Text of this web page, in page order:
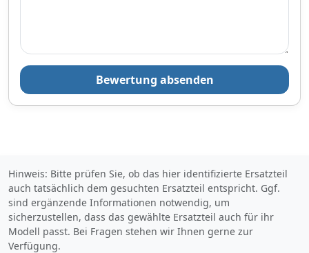
Bewertung absenden
Hinweis: Bitte prüfen Sie, ob das hier identifizierte Ersatzteil
auch tatsächlich dem gesuchten Ersatzteil entspricht. Ggf.
sind ergänzende Informationen notwendig, um
sicherzustellen, dass das gewählte Ersatzteil auch für ihr
Modell passt. Bei Fragen stehen wir Ihnen gerne zur
Verfügung.